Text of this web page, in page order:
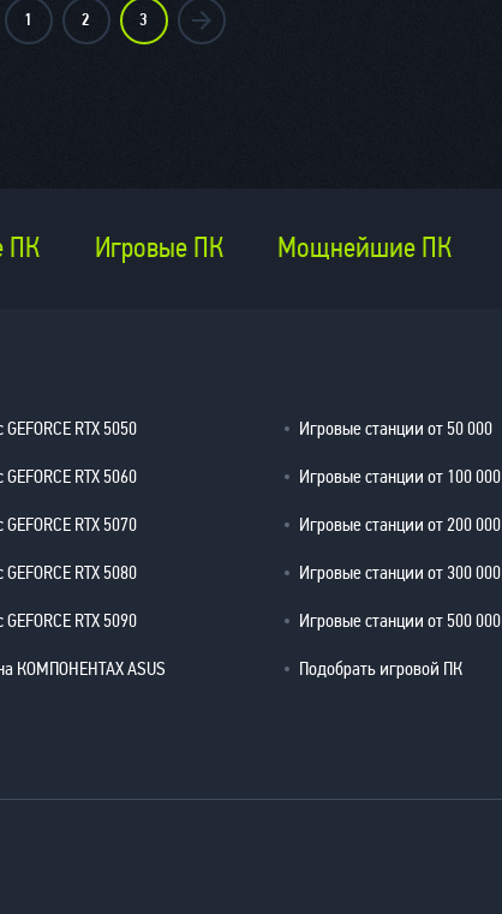
1 2 3
ПК Игровые ПК Мощнейшие ПК
GEFORCE RTX 5050
GEFORCE RTX 5060
GEFORCE RTX 5070
GEFORCE RTX 5080
GEFORCE RTX 5090
КОМПОНЕНТАХ ASUS
Игровые станции от 50 000
Игровые станции от 100 000
Игровые станции от 200 000
Игровые станции от 300 000
Игровые станции от 500 000
Подобрать игровой ПК